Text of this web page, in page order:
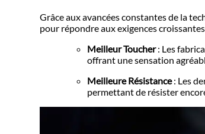
Grâce aux avancées constantes de la
pour répondre aux exigences
Meilleur Toucher: Les
offrant une sensation
Meilleure Résistance: Les
permettant de résister